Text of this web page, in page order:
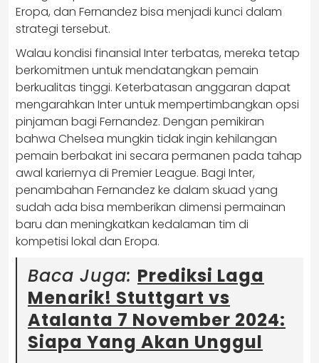
Eropa, dan Fernandez bisa menjadi kunci dalam
strategi tersebut.
Walau kondisi finansial Inter terbatas, mereka tetap
berkomitmen untuk mendatangkan pemain
berkualitas tinggi. Keterbatasan anggaran dapat
mengarahkan Inter untuk mempertimbangkan opsi
pinjaman bagi Fernandez. Dengan pemikiran
bahwa Chelsea mungkin tidak ingin kehilangan
pemain berbakat ini secara permanen pada tahap
awal kariernya di Premier League. Bagi Inter,
penambahan Fernandez ke dalam skuad yang
sudah ada bisa memberikan dimensi permainan
baru dan meningkatkan kedalaman tim di
kompetisi lokal dan Eropa.
Baca Juga: Prediksi Laga
Menarik! Stuttgart vs
Atalanta 7 November 2024:
Siapa Yang Akan Unggul